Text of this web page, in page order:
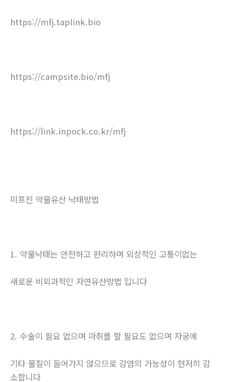
https://mfj.taplink.bio
https://campsite.bio/mfj
https://link.inpock.co.kr/mfj
미프진 약물유산 낙태방법
1. 약물낙태는 안전하고 편리하며 외상적인 고통이없는
새로운 비외과적인 자연유산방법 입니다
2. 수술이 필요 없으며 마취를 할 필요도 없으며 자궁에
기타 물질이 들어가지 않으므로 감염의 가능성이 현저히 감
소합니다